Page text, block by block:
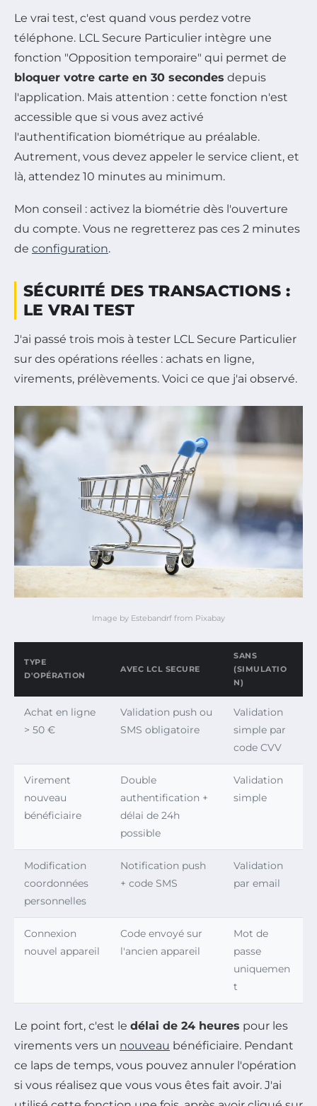
Le vrai test, c'est quand vous perdez votre
téléphone. LCL Secure Particulier intègre une
fonction "Opposition temporaire" qui permet de
bloquer votre carte en 30 secondes depuis
l'application. Mais attention : cette fonction n'est
accessible que si vous avez activé
l'authentification biométrique au préalable.
Autrement, vous devez appeler le service client, et
là, attendez 10 minutes au minimum.
Mon conseil : activez la biométrie dès l'ouverture
du compte. Vous ne regretterez pas ces 2 minutes
de configuration.
SÉCURITÉ DES TRANSACTIONS :
LE VRAI TEST
J'ai passé trois mois à tester LCL Secure Particulier
sur des opérations réelles : achats en ligne,
virements, prélèvements. Voici ce que j'ai observé.
Image by Estebandrf from Pixabay
TYPE
D'OPÉRATION
AVEC LCL SECURE
SANS
(SIMULATIO
N)
Achat en ligne
> 50 €
Validation push ou
SMS obligatoire
Validation
simple par
code CVV
Virement
nouveau
bénéficiaire
Double
authentification +
délai de 24h
possible
Validation
simple
Modification
coordonnées
personnelles
Notification push
+ code SMS
Validation
par email
Connexion
nouvel appareil
Code envoyé sur
l'ancien appareil
Mot de
passe
uniquemen
t
Le point fort, c'est le délai de 24 heures pour les
virements vers un nouveau bénéficiaire. Pendant
ce laps de temps, vous pouvez annuler l'opération
si vous réalisez que vous vous êtes fait avoir. J'ai